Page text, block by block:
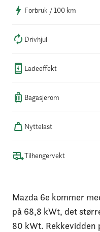
Forbruk / 100 km
Drivhjul
Ladeeffekt
Bagasjerom
Nyttelast
Tilhengervekt
Mazda 6e kommer
på 68,8 kWt, det
80 kWt. Rekkevidden